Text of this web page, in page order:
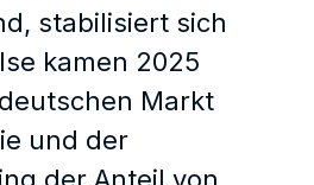
stabilisiert sich
kamen 2025
Markt
und der